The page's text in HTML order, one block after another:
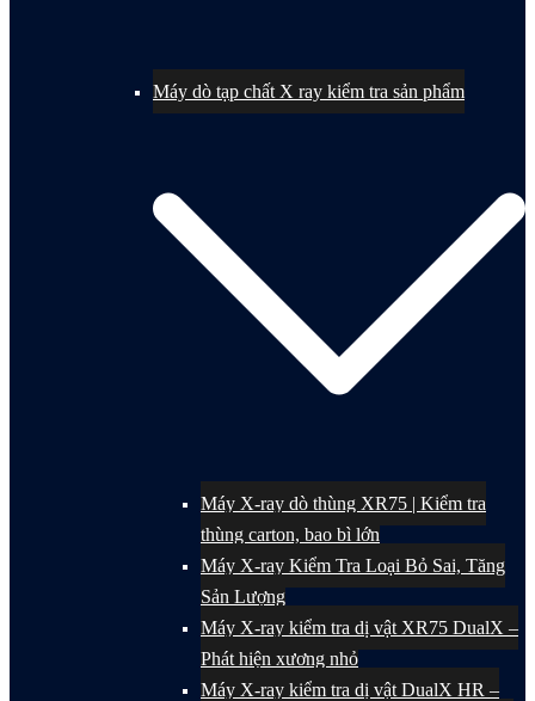
Máy dò tạp chất X ray kiểm tra sản phẩm
Máy X-ray dò thùng XR75 | Kiểm tra
thùng carton, bao bì lớn
Máy X-ray Kiểm Tra Loại Bỏ Sai, Tăng
Sản Lượng
Máy X-ray kiểm tra dị vật XR75 DualX –
Phát hiện xương nhỏ
Máy X-ray kiểm tra dị vật DualX HR –